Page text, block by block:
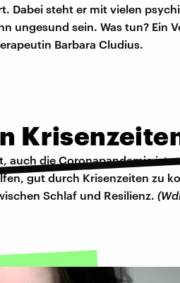
Dabei steht er mit vielen
ungesund sein. Was tun? Ein
Barbara Cludius.
auch die Coronapandemie ist
gut durch Krisenzeiten zu
Schlaf und Resilienz.